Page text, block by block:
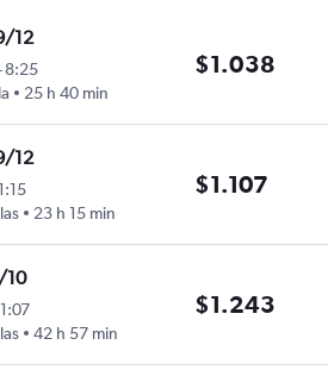
12
8:25
25 h 40 min
$1.038
12
1:15
23 h 15 min
$1.107
10
1:07
42 h 57 min
$1.243